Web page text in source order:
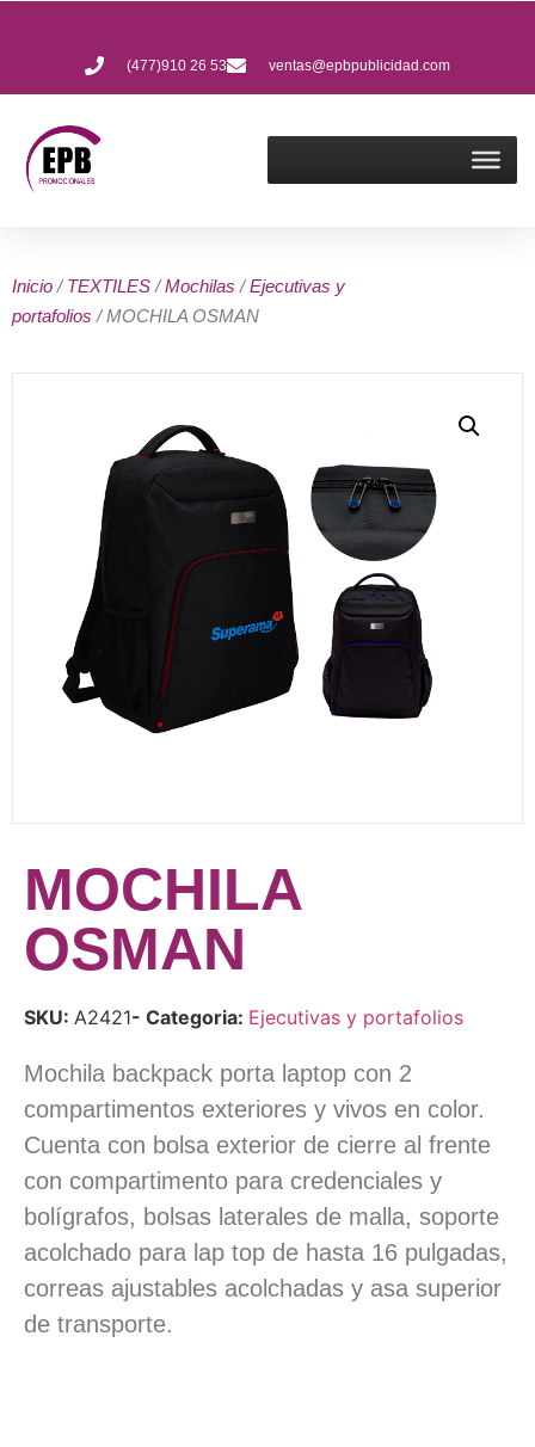
(477)910 26 53 ventas@epbpublicidad.com
Inicio /TEXTILES /Mochilas /Ejecutivas y
portafolios / MOCHILA OSMAN
MOCHILA
OSMAN
SKU: A2421- Categoria: Ejecutivas y portafolios
Mochila backpack porta laptop con 2
compartimentos exteriores y vivos en color.
Cuenta con bolsa exterior de cierre al frente
con compartimento para credenciales y
bolígrafos, bolsas laterales de malla, soporte
acolchado para lap top de hasta 16 pulgadas,
correas ajustables acolchadas y asa superior
de transporte.